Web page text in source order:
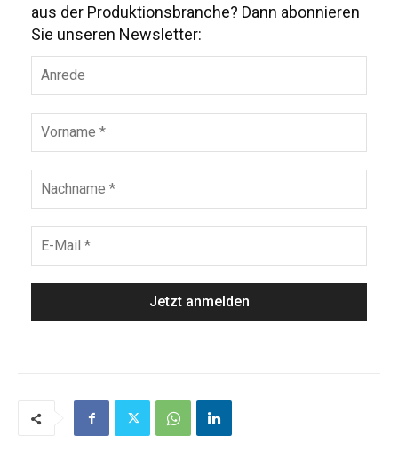
aus der Produktionsbranche? Dann abonnieren
Sie unseren Newsletter: